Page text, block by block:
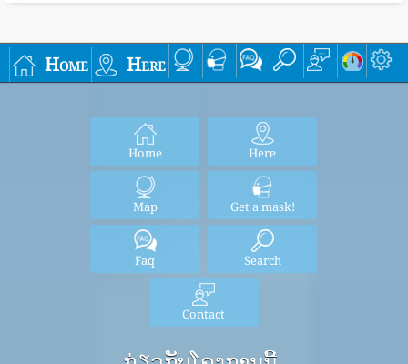
Home Here
Home Here
Map Get a mask!
Faq Search
Contact